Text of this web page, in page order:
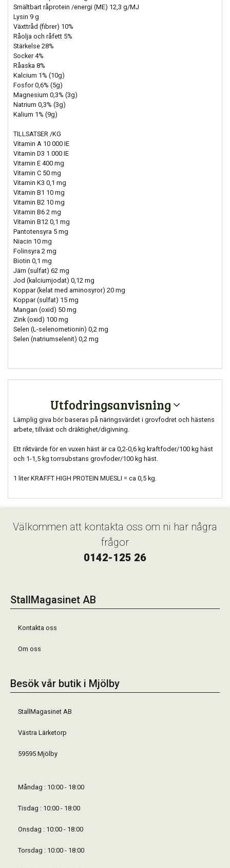
Smältbart råprotein /energi (ME) 12,3 g/MJ
Lysin 9 g
Växttråd (fibrer) 10%
Råolja och råfett 5%
Stärkelse 28%
Socker 4%
Råaska 8%
Kalcium 1% (10g)
Fosfor 0,6% (5g)
Magnesium 0,3% (3g)
Natrium 0,3% (3g)
Kalium 1% (9g)
TILLSATSER /KG
Vitamin A 10 000 IE
Vitamin D3 1 000 IE
Vitamin E 400 mg
Vitamin C 50 mg
Vitamin K3 0,1 mg
Vitamin B1 10 mg
Vitamin B2 10 mg
Vitamin B6 2 mg
Vitamin B12 0,1 mg
Pantotensyra 5 mg
Niacin 10 mg
Folinsyra 2 mg
Biotin 0,1 mg
Järn (sulfat) 62 mg
Jod (kalciumjodat) 0,12 mg
Koppar (kelat med aminosyror) 20 mg
Koppar (sulfat) 15 mg
Mangan (oxid) 50 mg
Zink (oxid) 100 mg
Selen (L-selenometionin) 0,2 mg
Selen (natriumselenit) 0,2 mg
Utfodringsanvisning
Lämplig giva bör baseras på näringsvärdet i grovfodret och hästens
arbete, tillväxt och dräktighet/digivning.
Ett riktvärde för en vuxen häst är ca 0,2-0,6 kg kraftfoder/100 kg häst
och 1-1,5 kg torrsubstans grovfoder/100 kg häst.
1 liter KRAFFT HIGH PROTEIN MUESLI = ca 0,5 kg.
Välkommen att kontakta oss om ni har några
frågor
0142-125 26
StallMagasinet AB
Kontakta oss
Om oss
Besök vår butik i Mjölby
StallMagasinet AB
Västra Lärketorp
59595 Mjölby
Måndag : 10:00 - 18:00
Tisdag : 10:00 - 18:00
Onsdag : 10:00 - 18:00
Torsdag : 10:00 - 18:00